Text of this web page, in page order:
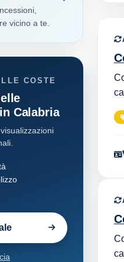
vicino a te.
COSTE
Calabria